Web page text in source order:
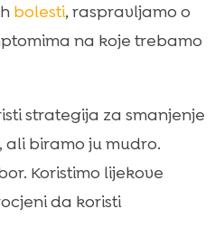
bolesti, raspravljamo o
na koje trebamo
strategija za smanjenje
ali biramo ju mudro.
Koristimo lijekove
da koristi